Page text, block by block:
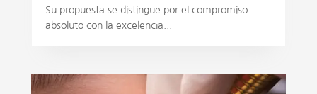
Su propuesta se distingue por el compromiso
absoluto con la excelencia...